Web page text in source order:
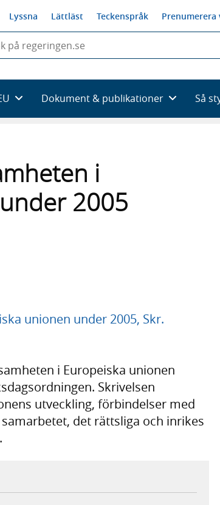
Lyssna Lättläst Teckenspråk Prenumerera
Dokument & publikationer Så
i
2005
unionen under 2005, Skr.
i Europeiska unionen
Skrivelsen
utveckling, förbindelser med
det rättsliga och inrikes